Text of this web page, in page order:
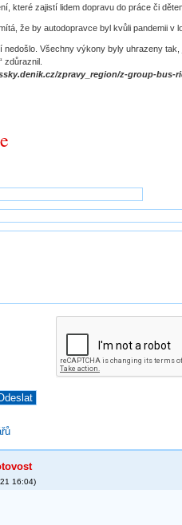
které zajistí lidem dopravu do práce či
že by autodopravce byl kvůli pandemii v
nedošlo. Všechny výkony byly uhrazeny
zdůraznil.
zpravy_region/z-group-
16:04)